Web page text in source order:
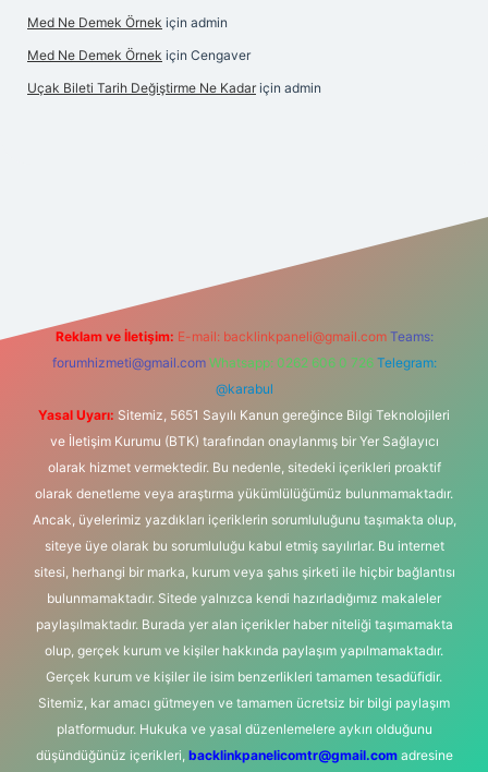
Med Ne Demek Örnek için admin
Med Ne Demek Örnek için Cengaver
Uçak Bileti Tarih Değiştirme Ne Kadar için admin
Reklam ve İletişim: E-mail: backlinkpaneli@gmail.com Teams:
forumhizmeti@gmail.com Whatsapp: 0262 606 0 726 Telegram:
@karabul
Yasal Uyarı: Sitemiz, 5651 Sayılı Kanun gereğince Bilgi Teknolojileri
ve İletişim Kurumu (BTK) tarafından onaylanmış bir Yer Sağlayıcı
olarak hizmet vermektedir. Bu nedenle, sitedeki içerikleri proaktif
olarak denetleme veya araştırma yükümlülüğümüz bulunmamaktadır.
Ancak, üyelerimiz yazdıkları içeriklerin sorumluluğunu taşımakta olup,
siteye üye olarak bu sorumluluğu kabul etmiş sayılırlar. Bu internet
sitesi, herhangi bir marka, kurum veya şahıs şirketi ile hiçbir bağlantısı
bulunmamaktadır. Sitede yalnızca kendi hazırladığımız makaleler
paylaşılmaktadır. Burada yer alan içerikler haber niteliği taşımamakta
olup, gerçek kurum ve kişiler hakkında paylaşım yapılmamaktadır.
Gerçek kurum ve kişiler ile isim benzerlikleri tamamen tesadüfidir.
Sitemiz, kar amacı gütmeyen ve tamamen ücretsiz bir bilgi paylaşım
platformudur. Hukuka ve yasal düzenlemelere aykırı olduğunu
düşündüğünüz içerikleri, backlinkpanelicomtr@gmail.comadresine